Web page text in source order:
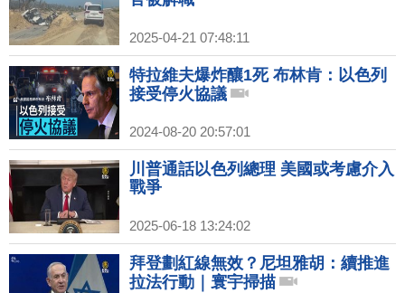
2025-04-21 07:48:11
特拉維夫爆炸釀1死 布林肯：以色列
接受停火協議
2024-08-20 20:57:01
川普通話以色列總理 美國或考慮介入
戰爭
2025-06-18 13:24:02
拜登劃紅線無效？尼坦雅胡：續推進
拉法行動｜寰宇掃描